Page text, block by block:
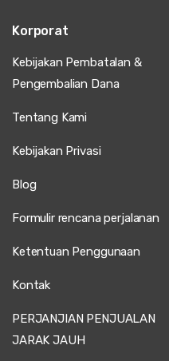
Korporat
Kebijakan Pembatalan &
Pengembalian Dana
Tentang Kami
Kebijakan Privasi
Blog
Formulir rencana perjalanan
Ketentuan Penggunaan
Kontak
PERJANJIAN PENJUALAN
JARAK JAUH